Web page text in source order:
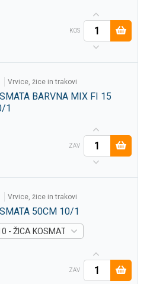
KOS
vrvice, žice in trakovi
BARVNA MIX FI 15
1
ZAV
vrvice, žice in trakovi
50CM 10/1
- ŽICA KOSMATA 50CM 10/1 SIVA -
ZAV